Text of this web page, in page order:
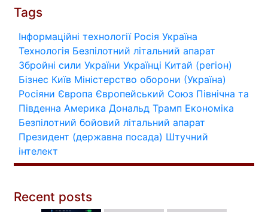
Tags
Інформаційні технології Росія Україна
Технологія Безпілотний літальний апарат
Збройні сили України Українці Китай (регіон)
Бізнес Київ Міністерство оборони (Україна)
Росіяни Європа Європейський Союз Північна та
Південна Америка Дональд Трамп Економіка
Безпілотний бойовий літальний апарат
Президент (державна посада) Штучний
інтелект
Recent posts